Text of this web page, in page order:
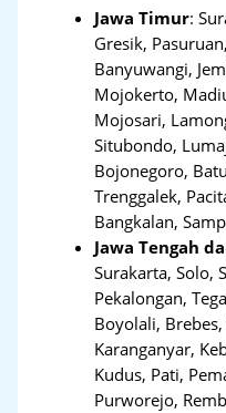
Jawa Timur:
Gresik,
Banyuwangi,
Mojokerto,
Mojosari,
Situbondo,
Bojonegoro,
Trenggalek,
Bangkalan,
Jawa Tengah
Surakarta, Solo,
Pekalongan,
Boyolali,
Karanganyar,
Kudus, Pati,
Purworejo,